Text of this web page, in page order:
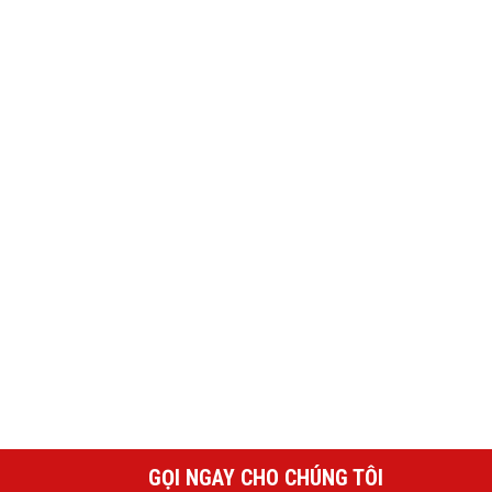
GỌI NGAY CHO CHÚNG TÔI